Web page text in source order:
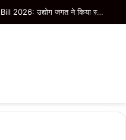
Delhi Ease of Doing Business Bill 2026: उद्योग जगत ने किया स्वागत, बोले- निवेश और रोजगार को मिलेगी नई रफ्तार